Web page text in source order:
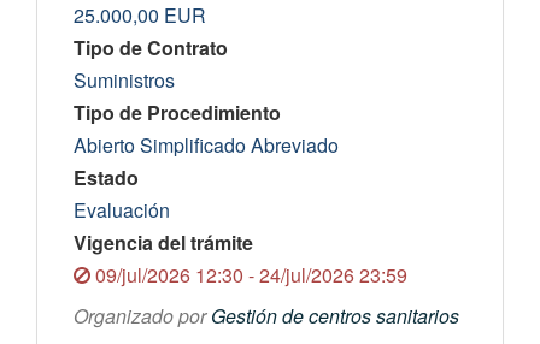
25.000,00 EUR
Tipo de Contrato
Suministros
Tipo de Procedimiento
Abierto Simplificado Abreviado
Estado
Evaluación
Vigencia del trámite
09/jul/2026 12:30 - 24/jul/2026 23:59
Organizado por Gestión de centros sanitarios